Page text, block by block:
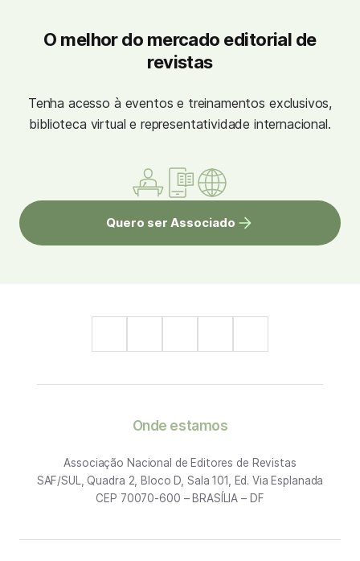
O melhor do mercado editorial de
revistas
Tenha acesso à eventos e treinamentos exclusivos,
biblioteca virtual e representatividade internacional.
Quero ser Associado
Onde estamos
Associação Nacional de Editores de Revistas
SAF/SUL, Quadra 2, Bloco D, Sala 101, Ed. Via Esplanada
CEP 70070-600 – BRASÍLIA – DF